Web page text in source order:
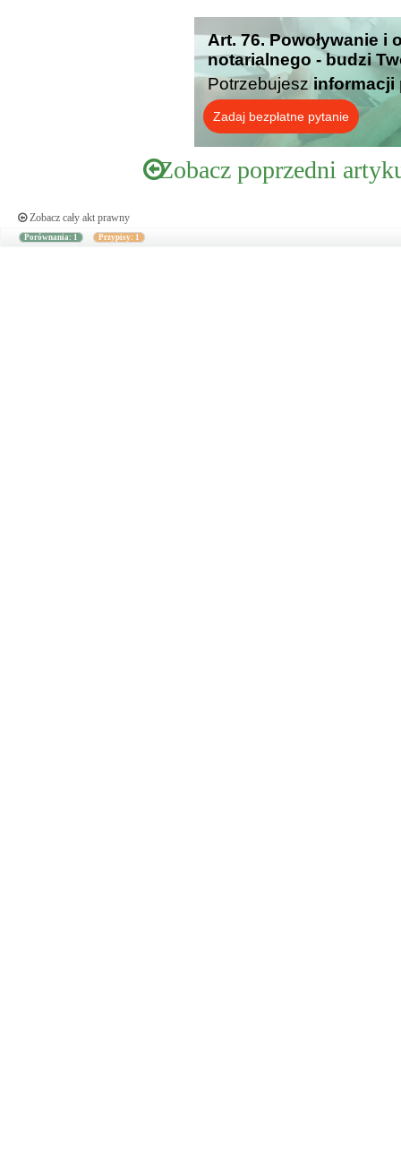
Art. 76. Powoływanie i
notarialnego - budzi
Potrzebujesz informacji
Zadaj bezpłatne pytanie
Zobacz poprzedni
Zobacz cały akt prawny
Porównania: 1 Przypisy: 1